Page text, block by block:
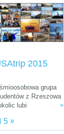
W
dekadach
się w Mekkę
ludzi kochających
przyrodę i
2015
grupa
z Rzeszowa
lubi
się móc. Wierni
idei co roku
»
5 »